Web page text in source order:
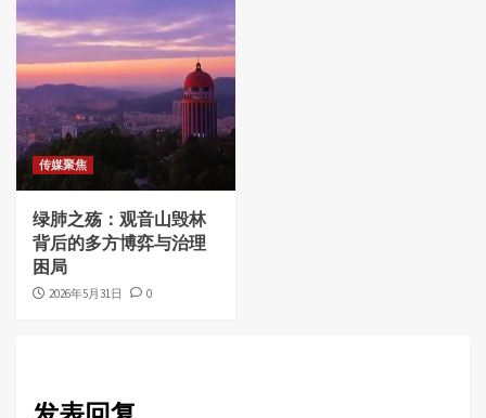
传媒聚焦
绿肺之殇：观音山毁林
背后的多方博弈与治理
困局
2026年5月31日 0